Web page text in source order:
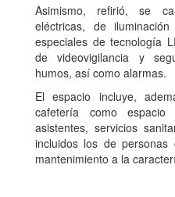
Asimismo, refirió, se
eléctricas, de
especiales de tecnología
de videovigilancia y
humos, así como alarmas.
El espacio incluye,
cafetería como
asistentes, servicios
incluidos los de
mantenimiento a la